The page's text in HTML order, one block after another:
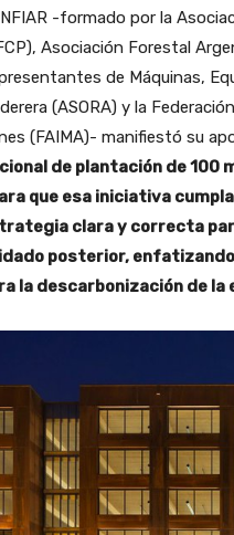
-formado por la
Asociación Forestal
de Máquinas,
(ASORA) y la
(FAIMA)- manifiestó su
de plantación de 100
que esa iniciativa
clara y correcta
posterior,
la descarbonización de la